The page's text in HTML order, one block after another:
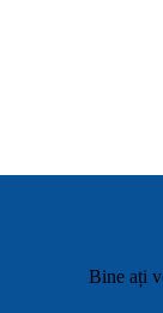
Bine ați